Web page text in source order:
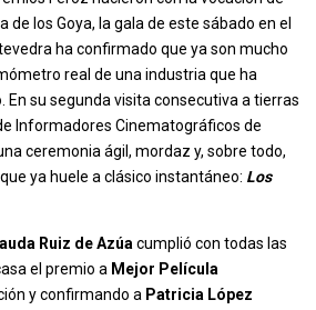
de los Goya, la gala de este sábado en el
ha confirmado que ya son mucho
real de una industria que ha
En su segunda visita consecutiva a tierras
Informadores Cinematográficos de
ceremonia ágil, mordaz y, sobre todo,
ya huele a clásico instantáneo: Los
Ruiz de Azúa cumplió con todas las
el premio a Mejor Película
y confirmando a Patricia López